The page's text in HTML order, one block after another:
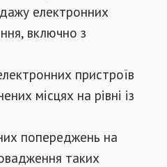
електронних
включно з
пристроїв
місцях на рівні із
попереджень на
таких